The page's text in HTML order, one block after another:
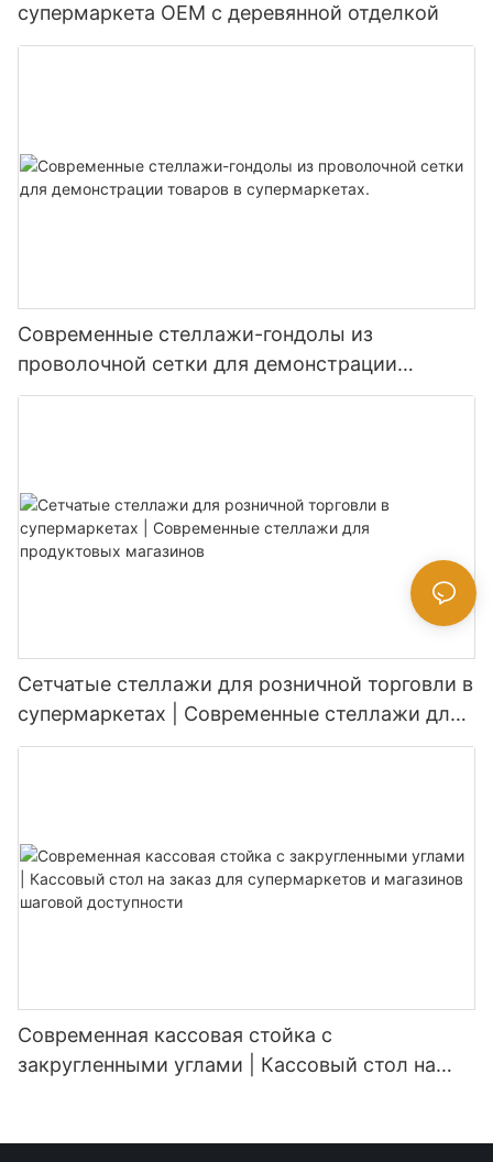
супермаркета OEM с деревянной отделкой
Современные стеллажи-гондолы из
проволочной сетки для демонстрации
товаров в супермаркетах.
Сетчатые стеллажи для розничной торговли в
супермаркетах | Современные стеллажи для
продуктовых магазинов
Современная кассовая стойка с
закругленными углами | Кассовый стол на